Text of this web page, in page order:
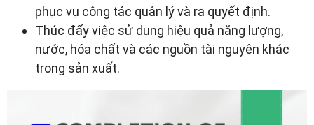
phục vụ công tác quản lý và ra quyết định.
Thúc đẩy việc sử dụng hiệu quả năng lượng,
nước, hóa chất và các nguồn tài nguyên khác
trong sản xuất.